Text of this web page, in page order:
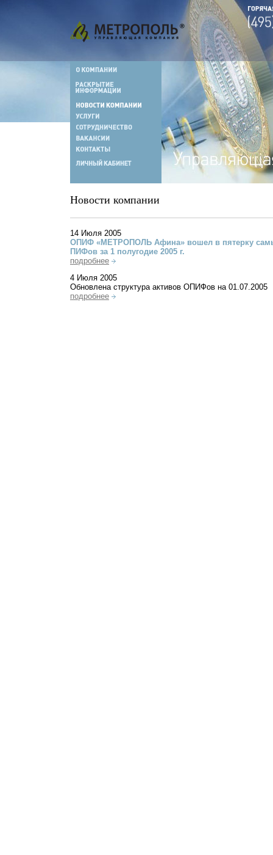
Новости компании
14 Июля 2005
ОПИФ «МЕТРОПОЛЬ Афина» вошел в пятерку
ПИФов за 1 полугодие 2005 г.
подробнее
4 Июля 2005
Обновлена структура активов ОПИФов на 01.07.2005
подробнее